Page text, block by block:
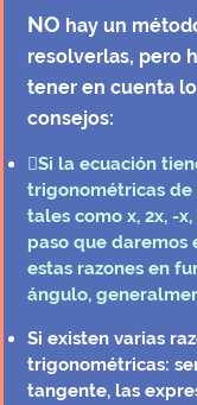
NO hay un
resolverlas, pero
tener en cuenta
consejos:
Si la ecuación
trigonométricas de
tales como x, 2x, -
paso que daremos
estas razones en
ángulo,
Si existen varias
trigonométricas:
tangente, las